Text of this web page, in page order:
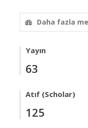
Daha fazla
Yayın
63
Atıf (Scholar)
125